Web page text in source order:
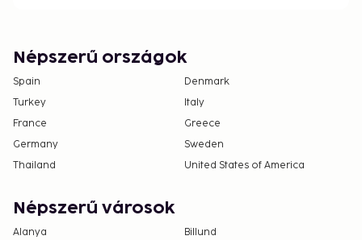
Népszerű országok
Spain
Denmark
Turkey
Italy
France
Greece
Germany
Sweden
Thailand
United States of America
Népszerű városok
Alanya
Billund